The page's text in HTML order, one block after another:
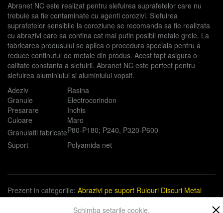
Abranet NC este realizat pentru slefuirea suprafetelor care nu
trebuie sa fie contaminate cu agenti corozivi. Slefuirea
suprafetelor sensibile la coroziune se recomanda sa fie realizata
cu abrazivi care sa contina cat mai putin posibil metale grele. La
fabricarea produsului se aplica o procedura speciala pentru a
reduce continutul de metale din produs. Acest fapt asigura o
calitate constanta a slefuirii. Abranet NC este perfect pentru
slefuirea aluminiului si aluminiului vopsit.
Adeziv
Rasina
Granule
Electrocorindon
Presarare
Inchis
Culoare
Maro
Granulatii fabricateP80-P180; P240, P320-P600
Suport
Polyamida net
Prezent in categoriile: Abrazivi pe suport Rulouri Discuri Metal
Constructii
Schimba setarile cookie.